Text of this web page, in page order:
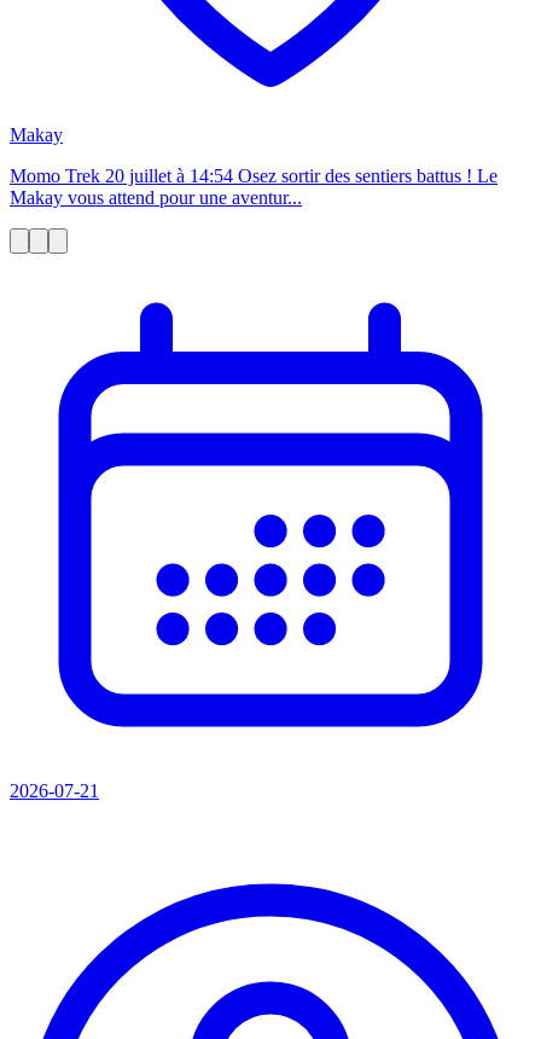
Makay
Momo Trek 20 juillet à 14:54 Osez sortir des sentiers battus ! Le
Makay vous attend pour une aventur...
2026-07-21